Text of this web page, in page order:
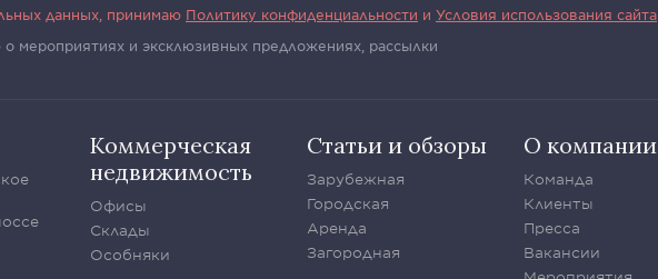
данных, принимаю Политику конфиденциальности и Условия использования сайта
мероприятиях и эксклюзивных предложениях, рассылки
Коммерческая
недвижимость
Офисы
Склады
Особняки
Статьи и обзоры
Зарубежная
Городская
Аренда
Загородная
О компании
Команда
Клиенты
Пресса
Вакансии